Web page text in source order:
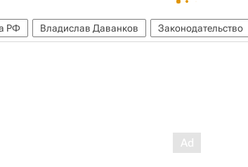
РФ Владислав Даванков Законодательство